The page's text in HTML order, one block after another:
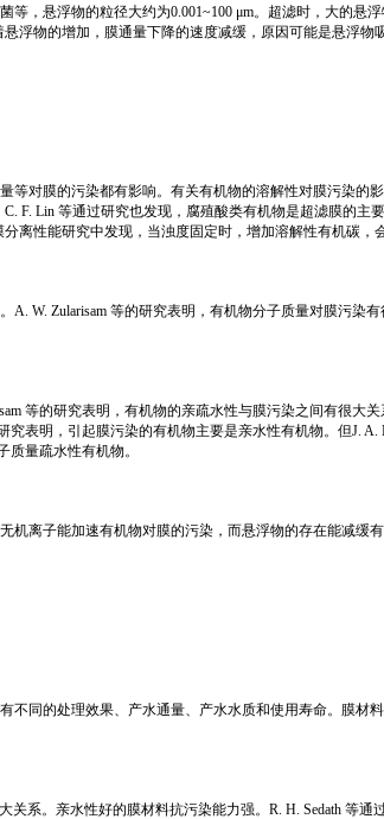
，悬浮物的粒径大约为0.001~100 μm。超滤时，大的
浮物的增加，膜通量下降的速度减缓，原因可能是悬浮物
对膜的污染都有影响。有关有机物的溶解性对膜污染
F. Lin 等通过研究也发现，腐殖酸类有机物是超滤膜的
离性能研究中发现，当浊度固定时，增加溶解性有机碳，
W. Zularisam 等的研究表明，有机物分子质量对膜污
等的研究表明，有机物的亲疏水性与膜污染之间有很
究表明，引起膜污染的有机物主要是亲水性有机物。但
质量疏水性有机物。
机离子能加速有机物对膜的污染，而悬浮物的存在能减
不同的处理效果、产水通量、产水水质和使用寿命。膜
系。亲水性好的膜材料抗污染能力强。R. H. Sedath 等